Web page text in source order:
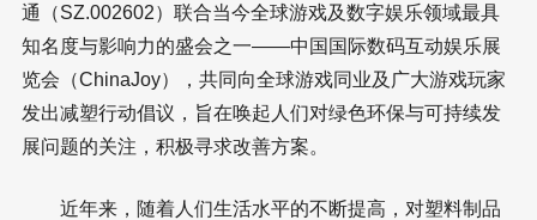
通（SZ.002602）联合当今全球游戏及数字娱乐领域最具
知名度与影响力的盛会之一——中国国际数码互动娱乐展
览会（ChinaJoy），共同向全球游戏同业及广大游戏玩家
发出减塑行动倡议，旨在唤起人们对绿色环保与可持续发
展问题的关注，积极寻求改善方案。
近年来，随着人们生活水平的不断提高，对塑料制品